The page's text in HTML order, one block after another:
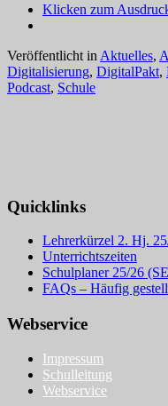
Klicken zum
Veröffentlicht in Aktuelles,
Digitalisierung, DigitalPakt,
Podcast, Schule
Quicklinks
Lehrerkürzel 2. Hj.
Unterrichtszeiten
Schulplaner 25/26
FAQs – Häufig
Webservice
Impressum
Schulleitung
Webservice